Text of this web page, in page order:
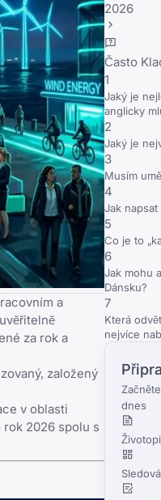
a
za rok a
založený
v oblasti
rok 2026 spolu s
2026
Často
1
Jaký je
anglicky
2
Jaký je
3
Musím
4
Jak
5
Co je to
6
Jak mohu
Dánsku?
7
Která
nejvíce
dnes